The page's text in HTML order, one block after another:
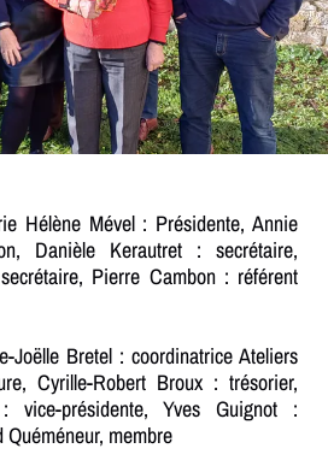
Hélène Mével : Présidente, Annie
Danièle Kerautret : secrétaire,
Pierre Cambon : référent
Joëlle Bretel : coordinatrice Ateliers
Cyrille-Robert Broux : trésorier,
vice-présidente, Yves Guignot :
membre